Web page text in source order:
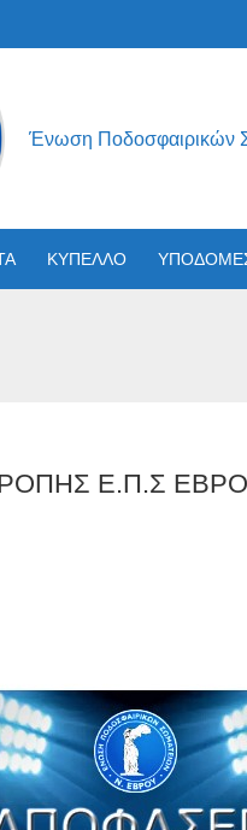
Ένωση Ποδοσφαιρικών
ΚΥΠΕΛΛΟ
Ε.Π.Σ